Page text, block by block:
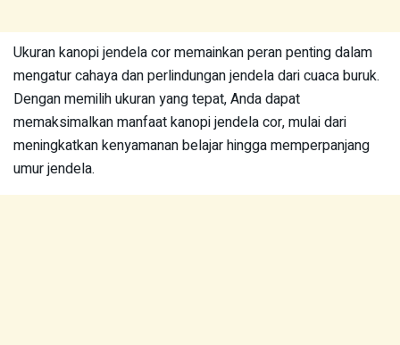
Ukuran kanopi jendela cor memainkan peran penting dalam
mengatur cahaya dan perlindungan jendela dari cuaca buruk.
Dengan memilih ukuran yang tepat, Anda dapat
memaksimalkan manfaat kanopi jendela cor, mulai dari
meningkatkan kenyamanan belajar hingga memperpanjang
umur jendela.